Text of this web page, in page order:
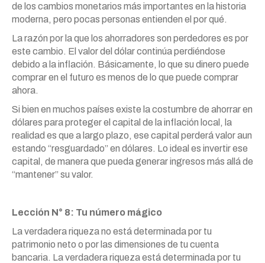
de los cambios monetarios más importantes en la historia
moderna, pero pocas personas entienden el por qué.
La razón por la que los ahorradores son perdedores es por
este cambio. El valor del dólar continúa perdiéndose
debido a la inflación. Básicamente, lo que su dinero puede
comprar en el futuro es menos de lo que puede comprar
ahora.
Si bien en muchos países existe la costumbre de ahorrar en
dólares para proteger el capital de la inflación local, la
realidad es que a largo plazo, ese capital perderá valor aun
estando “resguardado” en dólares. Lo ideal es invertir ese
capital, de manera que pueda generar ingresos más allá de
“mantener” su valor.
Lección N° 8: Tu número mágico
La verdadera riqueza no está determinada por tu
patrimonio neto o por las dimensiones de tu cuenta
bancaria. La verdadera riqueza está determinada por tu